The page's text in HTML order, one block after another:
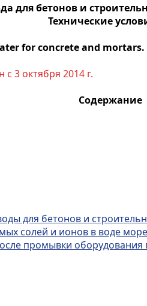
для бетонов и
Технические
for concrete and
3 октября 2014 г.
Содержание
для бетонов и
солей и ионов в воде
промывки